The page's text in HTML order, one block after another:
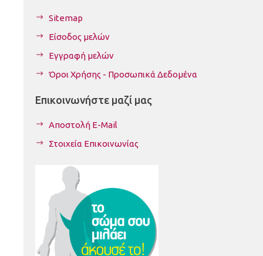
Sitemap
Είσοδος μελών
Εγγραφή μελών
Όροι Χρήσης - Προσωπικά Δεδομένα
Επικοινωνήστε μαζί μας
Αποστολή E-Mail
Στοιχεία Επικοινωνίας